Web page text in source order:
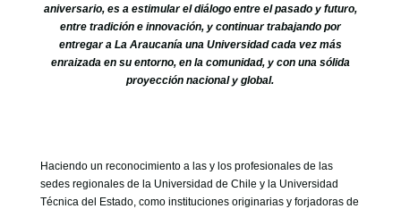
GOBIERNO CORPORATIVO
NUESTRO EQUIPO
aniversario, es a estimular el diálogo entre el pasado y futuro,
entre tradición e innovación, y continuar trabajando por
entregar a La Araucanía una Universidad cada vez más
enraizada en su entorno, en la comunidad, y con una sólida
proyección nacional y global.
Haciendo un reconocimiento a las y los profesionales de las
sedes regionales de la Universidad de Chile y la Universidad
Técnica del Estado, como instituciones originarias y forjadoras de